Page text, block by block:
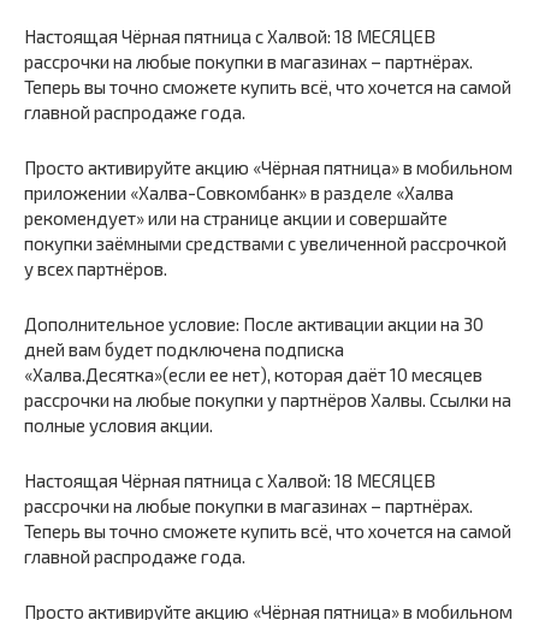
Настоящая Чёрная пятница с Халвой: 18 МЕСЯЦЕВ
рассрочки на любые покупки в магазинах – партнёрах.
Теперь вы точно сможете купить всё, что хочется на самой
главной распродаже года.
Просто активируйте акцию «Чёрная пятница» в мобильном
приложении «Халва-Совкомбанк» в разделе «Халва
рекомендует» или на странице акции и совершайте
покупки заёмными средствами с увеличенной рассрочкой
у всех партнёров.
Дополнительное условие: После активации акции на 30
дней вам будет подключена подписка
«Халва.Десятка»(если ее нет), которая даёт 10 месяцев
рассрочки на любые покупки у партнёров Халвы. Ссылки на
полные условия акции.
Настоящая Чёрная пятница с Халвой: 18 МЕСЯЦЕВ
рассрочки на любые покупки в магазинах – партнёрах.
Теперь вы точно сможете купить всё, что хочется на самой
главной распродаже года.
Просто активируйте акцию «Чёрная пятница» в мобильном